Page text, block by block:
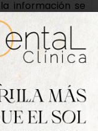
información se
del evento
Facebook). La
esta edición
corredores y